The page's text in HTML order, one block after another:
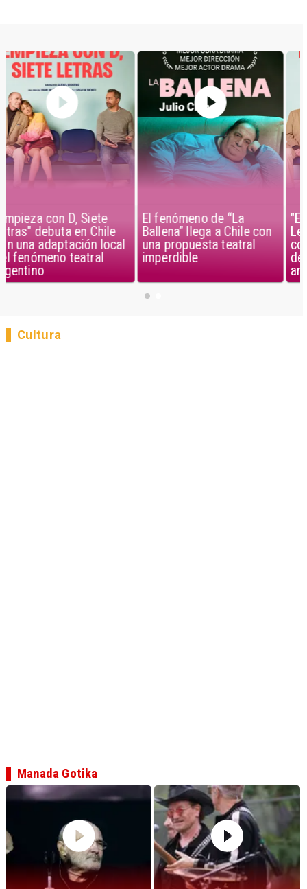
El fenómeno de “La
Ballena” llega a Chile con
una propuesta teatral
imperdible
"Empieza con D, Siete
Letras" debuta en Chile
con una adaptación local
del fenómeno teatral
Cultura
Manada Gotika